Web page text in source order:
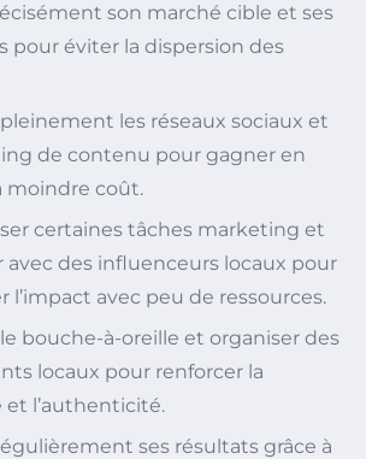
son marché cible et ses
pour éviter la dispersion des
les réseaux sociaux et
de contenu pour gagner en
moindre coût.
certaines tâches marketing et
avec des influenceurs locaux pour
l’impact avec peu de ressources.
bouche-à-oreille et organiser des
locaux pour renforcer la
l’authenticité.
ses résultats grâce à